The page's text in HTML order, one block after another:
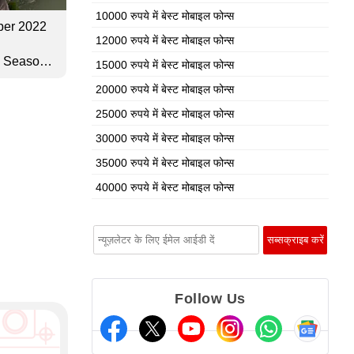
2022
Season
10000 रुपये में बेस्ट मोबाइल फोन्स
12000 रुपये में बेस्ट मोबाइल फोन्स
15000 रुपये में बेस्ट मोबाइल फोन्स
20000 रुपये में बेस्ट मोबाइल फोन्स
25000 रुपये में बेस्ट मोबाइल फोन्स
30000 रुपये में बेस्ट मोबाइल फोन्स
35000 रुपये में बेस्ट मोबाइल फोन्स
40000 रुपये में बेस्ट मोबाइल फोन्स
Follow Us